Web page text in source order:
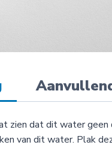
zien dat dit water geen
van dit water. Plak